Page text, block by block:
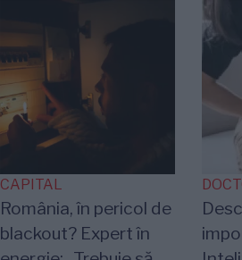
CAPITAL
România, în pericol de
blackout? Expert în